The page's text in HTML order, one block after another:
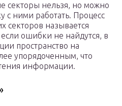
секторы нельзя, но можно
с ними работать. Процесс
секторов называется
ошибки не найдутся, в
пространство на
упорядоченным, что
информации.